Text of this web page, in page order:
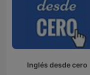
Inglés desde cero